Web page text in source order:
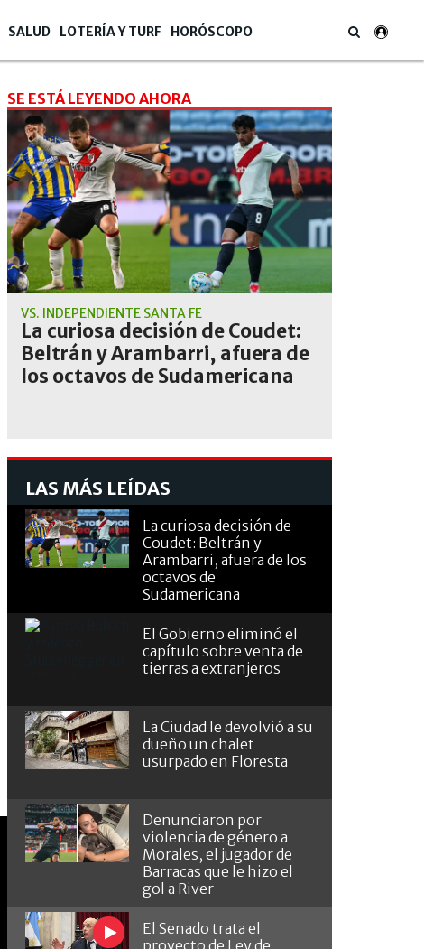
SALUD LOTERÍA Y TURF HORÓSCOPO
SE ESTÁ LEYENDO AHORA
VS. INDEPENDIENTE SANTA FE
La curiosa decisión de Coudet:
Beltrán y Arambarri, afuera de
los octavos de Sudamericana
LAS MÁS LEÍDAS
La curiosa decisión de
Coudet: Beltrán y
Arambarri, afuera de los
octavos de
Sudamericana
El Gobierno eliminó el
capítulo sobre venta de
tierras a extranjeros
La Ciudad le devolvió a su
dueño un chalet
usurpado en Floresta
Denunciaron por
violencia de género a
Morales, el jugador de
Barracas que le hizo el
gol a River
El Senado trata el
proyecto de Ley de